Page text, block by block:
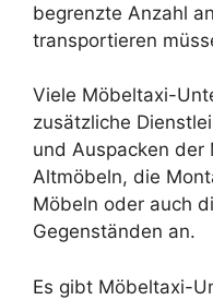
begrenzte Anzahl
transportieren
Viele Möbeltaxi-
zusätzliche
und Auspacken der
Altmöbeln, die
Möbeln oder auch
Gegenständen an.
Es gibt Möbeltaxi-